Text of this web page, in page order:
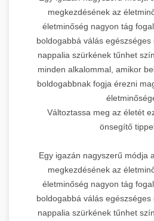
megkezdésének az
életminőség nagyon tág
boldogabbá válás
nappalia szürkének tűnhet
minden alkalommal, amikor
boldogabbnak fogja érezni
Változtassa meg az életét
önsegítő
Egy igazán nagyszerű módja
megkezdésének az
életminőség nagyon tág
boldogabbá válás
nappalia szürkének tűnhet